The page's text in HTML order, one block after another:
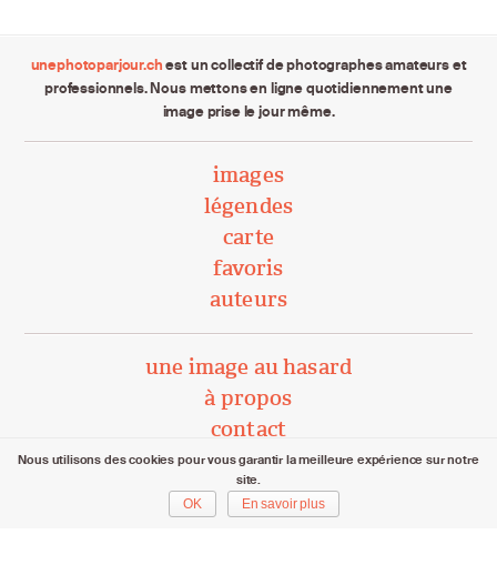
unephotoparjour.chest un collectif de photographes amateurs et
professionnels. Nous mettons en ligne quotidiennement une
image prise le jour même.
images
légendes
carte
favoris
auteurs
une image au hasard
à propos
contact
unephotoparjour.ch/ 2015 – 2026
Tous droits réservés aux auteurs respectifs.
Nous utilisons des cookies pour vous garantir la meilleure expérience sur notre
site.
OK
En savoir plus